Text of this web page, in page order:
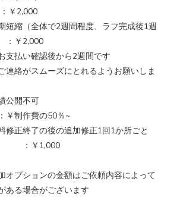
2,000
短縮（全体で2週間程度、ラフ完成後1週
：￥2,000
払い確認後から2週間です
絡がスムーズにとれるようお願いしま
実績公開不可
制作費の50％~
修正終了の後の追加修正1回1か所ごと
￥1,000
オプションの金額はご依頼内容によって
ある場合がございます